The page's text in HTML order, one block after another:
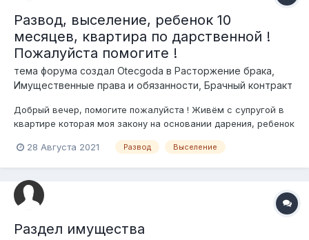
Развод, выселение, ребенок 10
месяцев, квартира по дарственной !
Пожалуйста помогите !
тема форума создал Otecgoda в Расторжение брака,
Имущественные права и обязанности, Брачный контракт
Добрый вечер, помогите пожалуйста ! Живём с супругой в
квартире которая моя закону на основании дарения, ребенок
прописаны, я подал исковое заявление на развод и исковое
собирается и говори...
28 Августа 2021 Развод Выселение
Раздел имущества